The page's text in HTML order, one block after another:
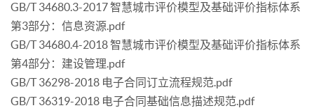
GB/T 34680.3-2017 智慧城市评价模型及基础评价指标体系
第3部分：信息资源.pdf
GB/T 34680.4-2018 智慧城市评价模型及基础评价指标体系
第4部分：建设管理.pdf
GB/T 36298-2018 电子合同订立流程规范.pdf
GB/T 36319-2018 电子合同基础信息描述规范.pdf